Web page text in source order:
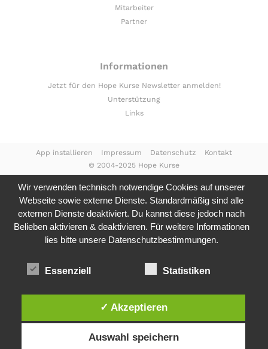
Mitarbeiter
Partner
Informationen
Jetzt für den Hope Kurse Newsletter anmelden!
Unterstützung
Links
© 2004-2025 Hope Kurse
App installieren Impressum Datenschutz Kontakt
Wir verwenden technisch notwendige Cookies auf unserer
Webseite sowie externe Dienste. Standardmäßig sind alle
externen Dienste deaktiviert. Du kannst diese jedoch nach
Belieben aktivieren & deaktivieren. Für weitere Informationen
lies bitte unsere Datenschutzbestimmungen.
Essenziell Statistiken
✓ Akzeptieren
Auswahl speichern